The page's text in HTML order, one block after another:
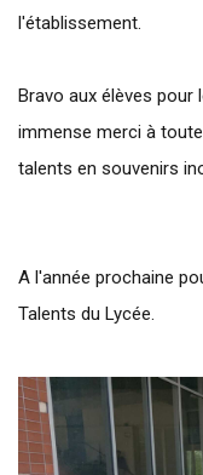
l'établissement.
Bravo aux élèves
immense merci à
talents en souvenirs
A l'année prochaine
Talents du Lycée.